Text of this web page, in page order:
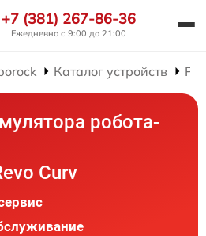
+7 (381) 267-86-36
Ежедневно с 9:00 до 21:00
Каталог устройств
робота-
Curv